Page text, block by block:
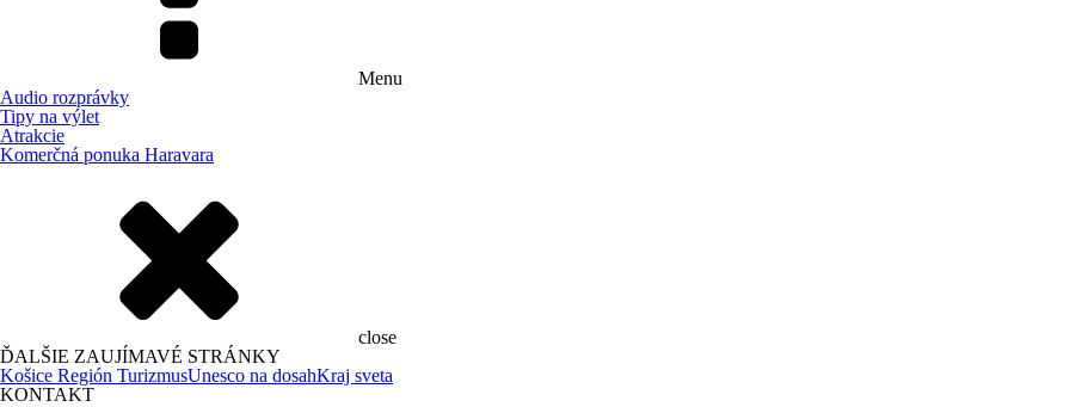
Menu
Audio rozprávky
Tipy na výlet
Atrakcie
Komerčná ponuka Haravara
close
ĎALŠIE ZAUJÍMAVÉ STRÁNKY
Košice Región TurizmusUnesco na dosahKraj sveta
KONTAKT